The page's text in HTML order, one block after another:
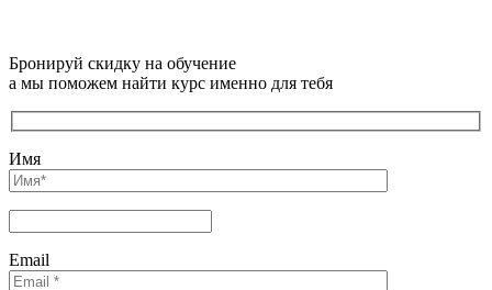
Бронируй скидку на обучение
а мы поможем найти курс именно для тебя
Имя
Email